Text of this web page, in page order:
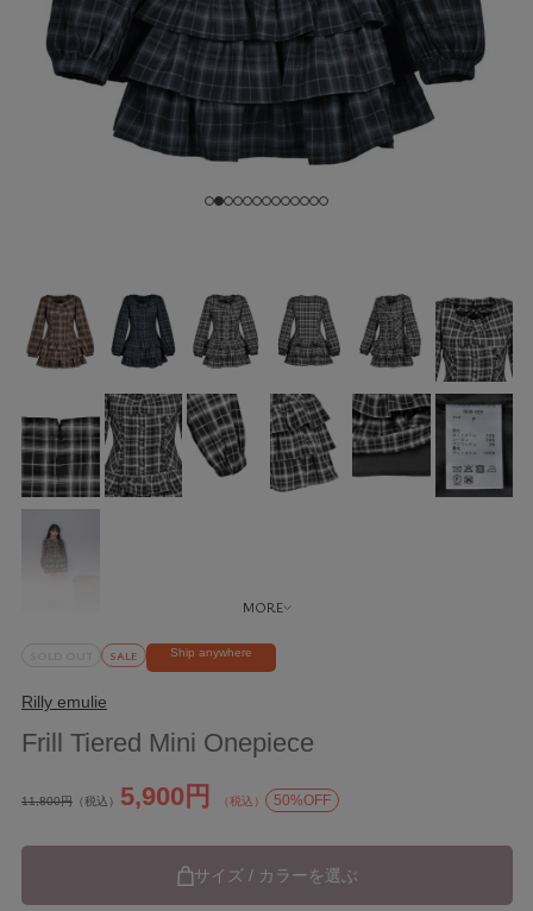
SALE Ship anywhere
Rilly emulie
Frill Tiered Mini Onepiece
11,800円 （税込） 5,900円 （税込） 50%OFF
サイズ / カラーを選ぶ